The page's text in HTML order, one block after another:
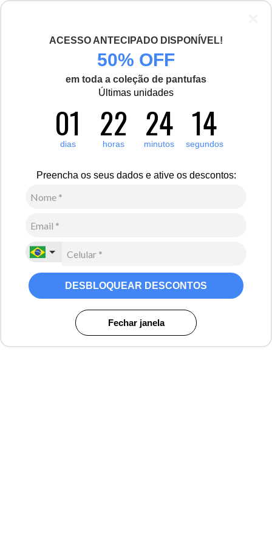
ACESSO ANTECIPADO DISPONÍVEL!
50% OFF
em toda a coleção de pantufas
Últimas unidades
01
dias 22
horas 24
minutos 14
segundos
Preencha os seus dados e ative os descontos:
DESBLOQUEAR DESCONTOS
Fechar janela